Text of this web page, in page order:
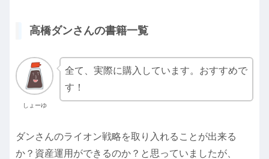
高橋ダンさんの書籍一覧
しょーゆ
全て、実際に購入しています。おすすめで
す！
ダンさんのライオン戦略を取り入れることが出来る
か？資産運用ができるのか？と思っていましたが、